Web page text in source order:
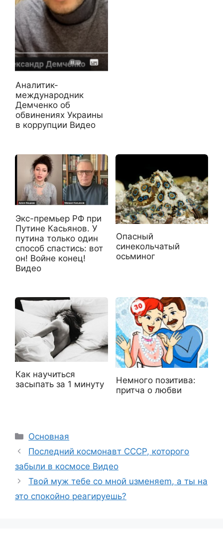
Аналитик-
международник
Демченко об
обвинениях Украины
в коррупции Видео
Экс-премьер РФ при
Путине Касьянов. У
путина только один
способ спастись: вот
он! Войне конец!
Видео
Опасный
синекольчатый
осьминог
Как научиться
засыпать за 1 минуту
Немного позитива:
притча о любви
Рубрики
Основная
Последний космонавт СССР, которого
забыли в космосе Видео
Твой муж тебе со мной uзменяеm, а ты на
это спокойно реагируешь?